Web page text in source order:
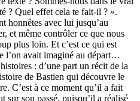
? Quel effet cela te fait-il ? ».
honnêtes avec lui jusqu’au
et même contrôler ce que nous
plus loin. Et c’est ce qui est
l’on avait imaginé au départ…
: d’une part un récit de la
de Bastien qui découvre le
C’est à ce moment qu’il a fait
sur son passé, puisqu’il a réalisé